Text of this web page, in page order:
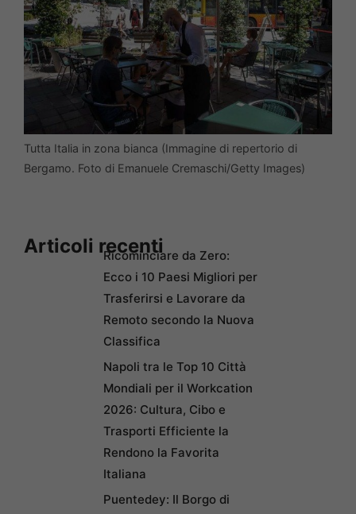
Tutta Italia in zona bianca (Immagine di repertorio di
Bergamo. Foto di Emanuele Cremaschi/Getty Images)
Articoli recentiRicominciare da Zero:
Ecco i 10 Paesi Migliori per
Trasferirsi e Lavorare da
Remoto secondo la Nuova
Classifica
Napoli tra le Top 10 Città
Mondiali per il Workcation
2026: Cultura, Cibo e
Trasporti Efficiente la
Rendono la Favorita
Italiana
Puentedey: Il Borgo di